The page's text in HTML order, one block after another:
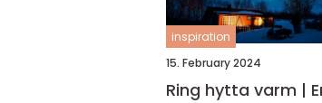
inspiration
15. February 2024
Ring hytta varm |